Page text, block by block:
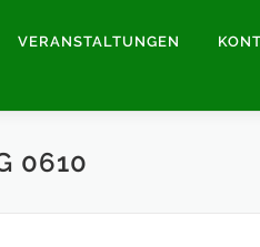
VERANSTALTUNGEN
0610